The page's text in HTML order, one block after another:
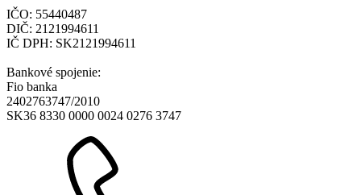
IČO: 55440487
DIČ: 2121994611
IČ DPH: SK2121994611
Bankové spojenie:
Fio banka
2402763747/2010
SK36 8330 0000 0024 0276 3747